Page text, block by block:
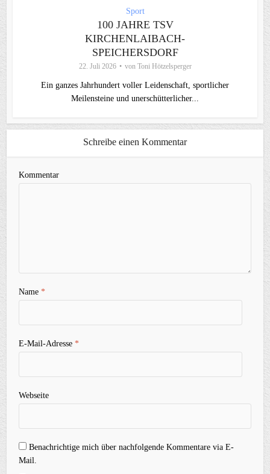
Sport
100 JAHRE TSV
KIRCHENLAIBACH-
SPEICHERSDORF
22. Juli 2026 von Toni Hötzelsperger
Ein ganzes Jahrhundert voller Leidenschaft, sportlicher
Meilensteine und unerschütterlicher...
Schreibe einen Kommentar
Kommentar
Name*
E-Mail-Adresse*
Webseite
Benachrichtige mich über nachfolgende Kommentare via E-
Mail.